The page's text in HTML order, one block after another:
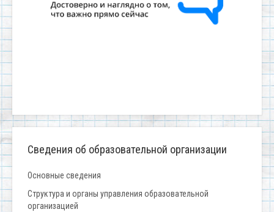
Сведения об образовательной организации
Основные сведения
Структура и органы управления образовательной
организацией